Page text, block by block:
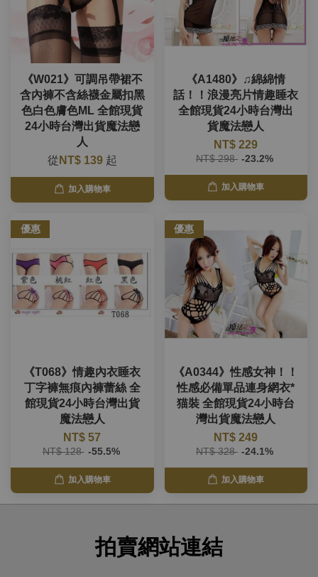
《W021》可調吊帶裙不
含內褲不含絲襪金屬扣黑
色白色膚色ML 全館現貨
24小時台灣出貨魔法戀
人
從 NT$ 139 起
加入購物車
《A1480》♫綿綿情
話！！浪漫亮片情趣睡衣
全館現貨24小時台灣出
貨魔法戀人
NT$ 229
NT$ 298 -23.2%
加入購物車
優惠
《T068》情趣內衣睡衣
丁字褲無痕內褲蕾絲 全
館現貨24小時台灣出貨
魔法戀人
NT$ 57
NT$ 128 -55.5%
加入購物車
優惠
《A0344》性感女神！！
性感必備單品連身網衣*
猫裝 全館現貨24小時台
灣出貨魔法戀人
NT$ 249
NT$ 328 -24.1%
加入購物車
拍賣網站連結